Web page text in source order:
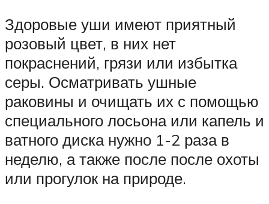
Здоровые уши имеют приятный
розовый цвет, в них нет
покраснений, грязи или избытка
серы. Осматривать ушные
раковины и очищать их с помощью
специального лосьона или капель и
ватного диска нужно 1-2 раза в
неделю, а также после после охоты
или прогулок на природе.